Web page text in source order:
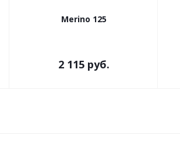
Merino 125
2 115 руб.